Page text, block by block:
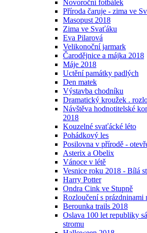
Novoroční fotbálek
Příroda čaruje - zima ve
Masopust 2018
Zima ve Svaťáku
Eva Pilarová
Velikonoční jarmark
Čarodějnice a májka 2018
Máje 2018
Uctění památky padlých
Den matek
Výstavba chodníku
Dramatický kroužek .
Návštěva hodnotitelské
2018
Kouzelné svaťácké léto
Pohádkový les
Posilovna v přírodě -
Asterix a Obelix
Vánoce v létě
Vesnice roku 2018 - Bílá
Harry Potter
Ondra Cink ve Stupně
Rozloučení s prázdninami
Berounka trails 2018
Oslava 100 let republiky
stromu